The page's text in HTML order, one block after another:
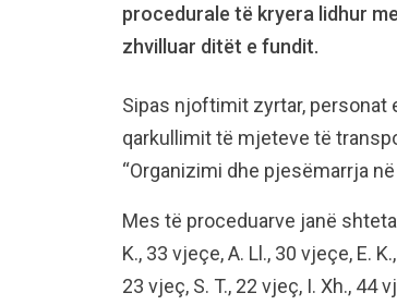
procedurale të kryera lidhur
zhvilluar ditët e fundit.
Sipas njoftimit zyrtar, personat
qarkullimit të mjeteve të
“Organizimi dhe pjesëmarrja
Mes të proceduarve janë
K., 33 vjeçe, A. Ll., 30 vjeçe, E.
23 vjeç, S. T., 22 vjeç, I. Xh., 44